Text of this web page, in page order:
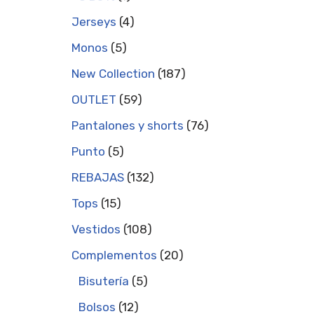
Jerseys 4
Monos 5
New Collection 187
OUTLET 59
Pantalones y shorts 76
Punto 5
REBAJAS 132
Tops 15
Vestidos 108
Complementos 20
Bisutería 5
Bolsos 12